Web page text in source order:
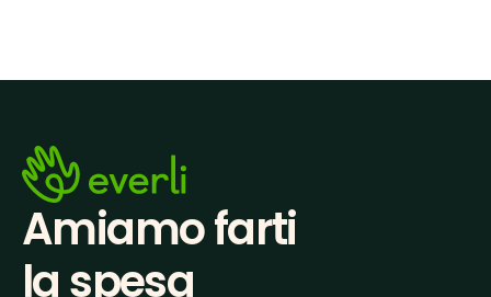
Amiamo farti
la spesa